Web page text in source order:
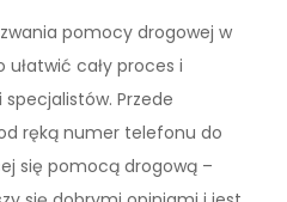
pomocy drogowej w
cały proces i
Przede
ręką numer telefonu do
się pomocą drogową –